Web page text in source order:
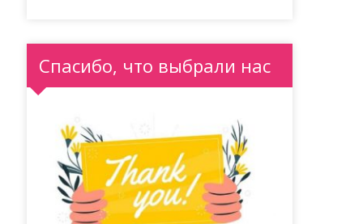
Спасибо, что выбрали нас